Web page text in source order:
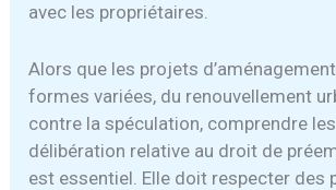
avec les propriétaires.
Alors que les projets
formes variées, du renouvellement
contre la spéculation, comprendre
délibération relative au droit de
est essentiel. Elle doit respecter des